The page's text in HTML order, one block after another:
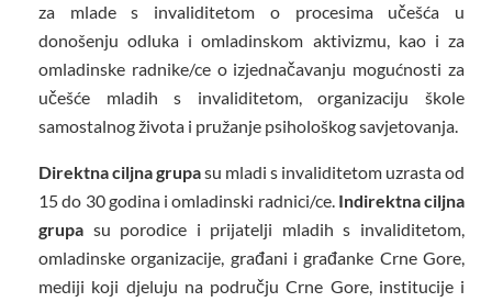
za mlade s invaliditetom o procesima učešća u
donošenju odluka i omladinskom aktivizmu, kao i za
omladinske radnike/ce o izjednačavanju mogućnosti za
učešće mladih s invaliditetom, organizaciju škole
samostalnog života i pružanje psihološkog savjetovanja.
Direktna ciljna grupasu mladi s invaliditetom uzrasta od
15 do 30 godina i omladinski radnici/ce. Indirektna ciljna
grupa su porodice i prijatelji mladih s invaliditetom,
omladinske organizacije, građani i građanke Crne Gore,
mediji koji djeluju na području Crne Gore, institucije i